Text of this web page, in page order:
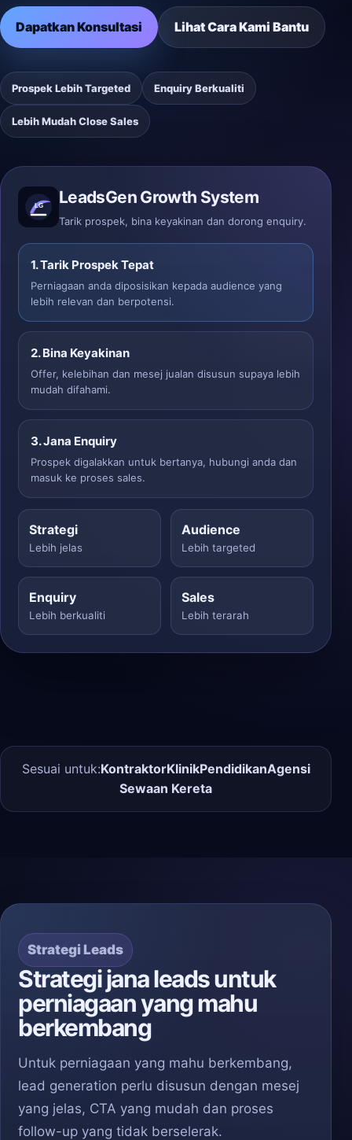
Dapatkan Konsultasi Lihat Cara Kami Bantu
Prospek Lebih Targeted Enquiry Berkualiti
Lebih Mudah Close Sales
LeadsGen Growth System
Tarik prospek, bina keyakinan dan dorong enquiry.
1. Tarik Prospek Tepat
Perniagaan anda diposisikan kepada audience yang
lebih relevan dan berpotensi.
2. Bina Keyakinan
Offer, kelebihan dan mesej jualan disusun supaya lebih
mudah difahami.
3. Jana Enquiry
Prospek digalakkan untuk bertanya, hubungi anda dan
masuk ke proses sales.
Strategi
Lebih jelas
Audience
Lebih targeted
Enquiry
Lebih berkualiti
Sales
Lebih terarah
Sesuai untuk:KontraktorKlinikPendidikanAgensi
Sewaan Kereta
Strategi Leads
Strategi jana leads untuk
perniagaan yang mahu
berkembang
Untuk perniagaan yang mahu berkembang,
lead generation perlu disusun dengan mesej
yang jelas, CTA yang mudah dan proses
follow-up yang tidak berselerak.